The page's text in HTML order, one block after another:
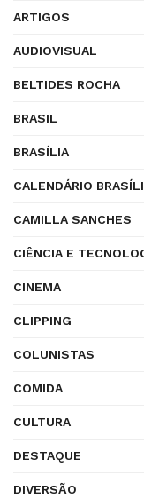
ARTIGOS
AUDIOVISUAL
BELTIDES ROCHA
BRASIL
BRASÍLIA
CALENDÁRIO
CAMILLA SANCHES
CIÊNCIA E
CINEMA
CLIPPING
COLUNISTAS
COMIDA
CULTURA
DESTAQUE
DIVERSÃO